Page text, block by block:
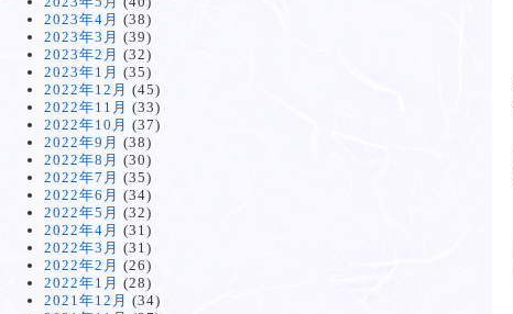
2023年4月 (38)
2023年3月 (39)
2023年2月 (32)
2023年1月 (35)
2022年12月 (45)
2022年11月 (33)
2022年10月 (37)
2022年9月 (38)
2022年8月 (30)
2022年7月 (35)
2022年6月 (34)
2022年5月 (32)
2022年4月 (31)
2022年3月 (31)
2022年2月 (26)
2022年1月 (28)
2021年12月 (34)